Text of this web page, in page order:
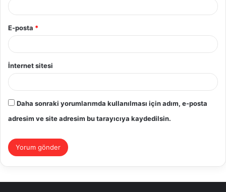
E-posta *
İnternet sitesi
Daha sonraki yorumlarımda kullanılması için adım, e-posta
adresim ve site adresim bu tarayıcıya kaydedilsin.